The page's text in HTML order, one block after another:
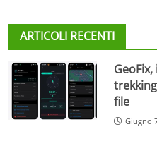
ARTICOLI RECENTI
file
Giugno